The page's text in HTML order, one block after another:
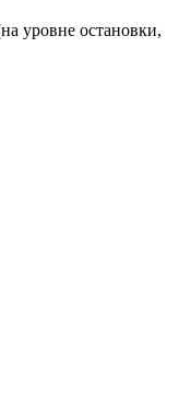
уровне остановки,